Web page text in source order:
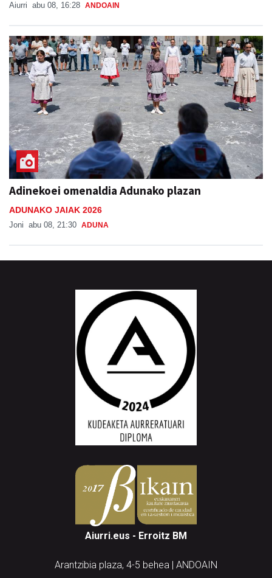
Aiurri abu 08, 16:28 ANDOAIN
Adinekoei omenaldia Adunako plazan
ADUNAKO JAIAK 2026
Joni abu 08, 21:30 ADUNA
Aiurri.eus - Erroitz BM
Arantzibia plaza, 4-5 behea | ANDOAIN